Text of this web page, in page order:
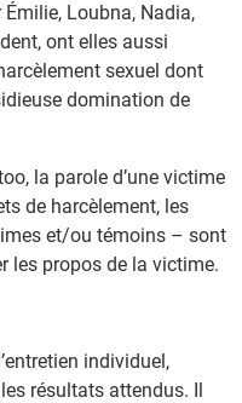
Loubna, Nadia,
ont elles aussi
sexuel dont
domination de
la parole d’une victime
de harcèlement, les
et/ou témoins – sont
les propos de la victime.
individuel,
résultats attendus. Il